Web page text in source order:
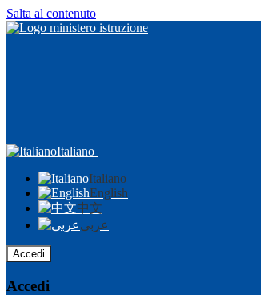
Salta al contenuto
Italiano
Italiano
English
中文
عربى
Accedi
Accedi